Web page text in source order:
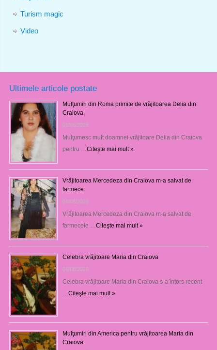
Turism magic
Video
Ultimele articole postate
Mulţumiri din Roma primite de vrăjitoarea Delia din
Craiova
06/08/2026
Mulţumesc mult doamnei vrăjitoare Delia din Craiova
pentru … Citeşte mai mult »
Vrăjitoarea Mercedeza din Craiova m-a salvat de
farmece
06/08/2026
Vrăjitoarea Mercedeza din Craiova m-a salvat de
farmecele … Citeşte mai mult »
Celebra vrăjitoare Maria din Craiova
06/08/2026
Celebra vrăjitoare Maria din Craiova s-a întors recent
Citeşte mai mult »
Mulţumiri din America pentru vrăjitoarea Maria din
Craiova